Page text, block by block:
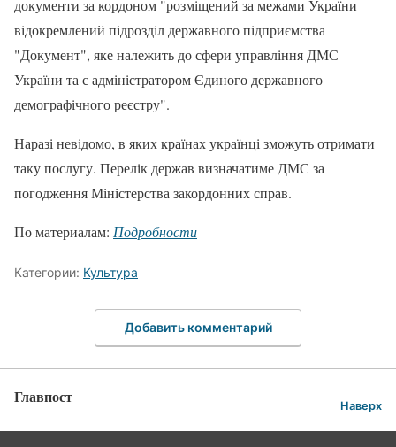
документи за кордоном "розміщений за межами України
відокремлений підрозділ державного підприємства
"Документ", яке належить до сфери управління ДМС
України та є адміністратором Єдиного державного
демографічного реєстру".
Наразі невідомо, в яких країнах українці зможуть отримати
таку послугу. Перелік держав визначатиме ДМС за
погодження Міністерства закордонних справ.
По материалам: Подробности
Категории: Культура
Добавить комментарий
Главпост Наверх